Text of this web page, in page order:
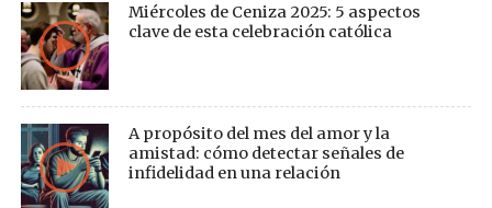
Miércoles de Ceniza 2025: 5 aspectos
clave de esta celebración católica
A propósito del mes del amor y la
amistad: cómo detectar señales de
infidelidad en una relación